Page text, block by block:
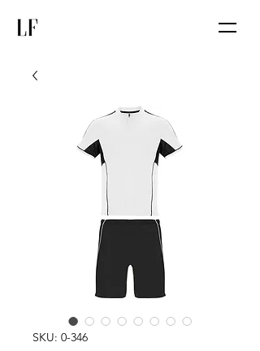
SKU: 0-346